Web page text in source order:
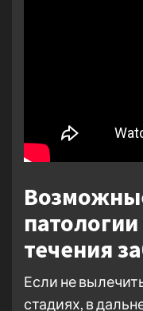
течения
Если не
стадиях, в